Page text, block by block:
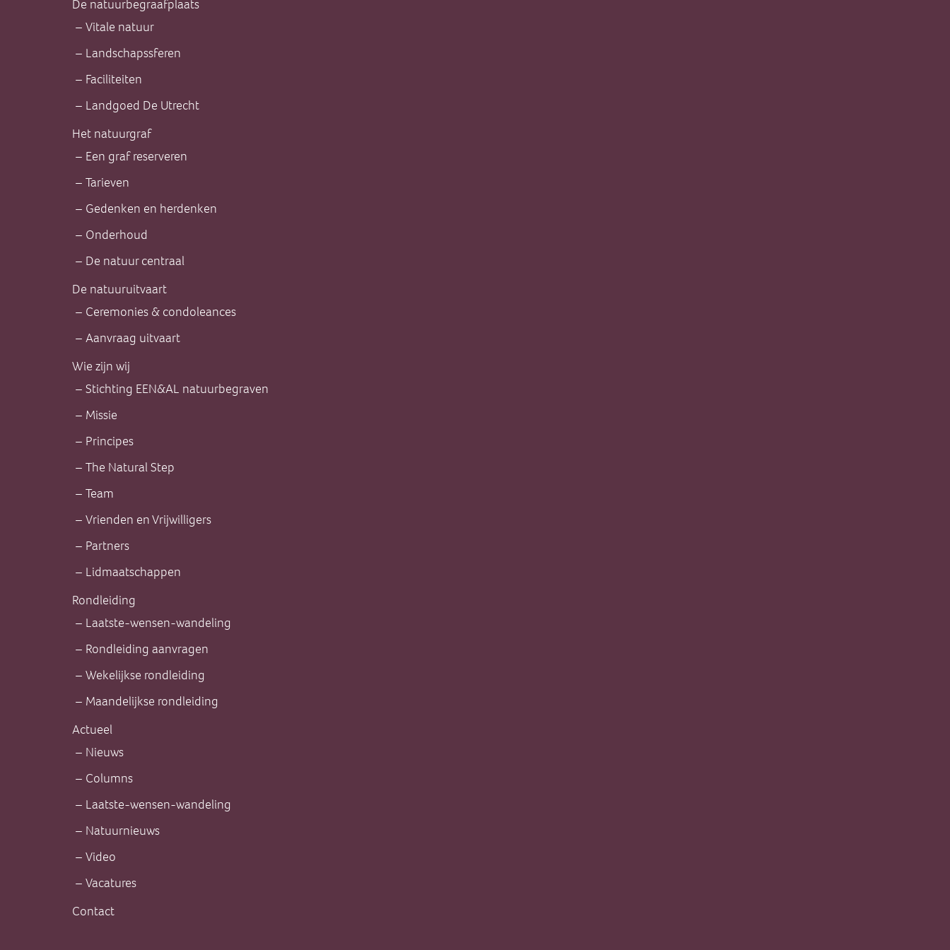
De natuurbegraafplaats
Vitale natuur
Landschapssferen
Faciliteiten
Landgoed De Utrecht
Het natuurgraf
Een graf reserveren
Tarieven
Gedenken en herdenken
Onderhoud
De natuur centraal
De natuuruitvaart
Ceremonies & condoleances
Aanvraag uitvaart
Wie zijn wij
Stichting EEN&AL natuurbegraven
Missie
Principes
The Natural Step
Team
Vrienden en Vrijwilligers
Partners
Lidmaatschappen
Rondleiding
Laatste-wensen-wandeling
Rondleiding aanvragen
Wekelijkse rondleiding
Maandelijkse rondleiding
Actueel
Nieuws
Columns
Laatste-wensen-wandeling
Natuurnieuws
Video
Vacatures
Contact